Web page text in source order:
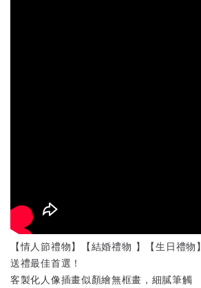
【情人節禮物】【結婚禮物 】【生日禮物】
送禮最佳首選！
客製化人像插畫似顏繪無框畫，細膩筆觸